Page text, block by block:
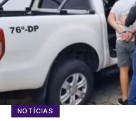
NOTÍCIAS